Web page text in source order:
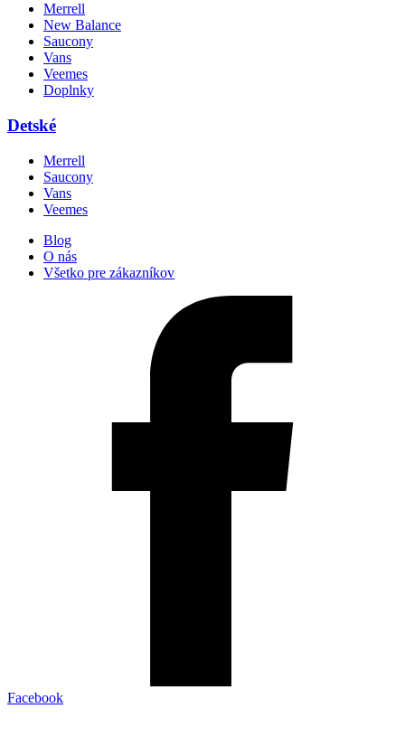
Merrell
New Balance
Saucony
Vans
Veemes
Doplnky
Detské
Merrell
Saucony
Vans
Veemes
Blog
O nás
Všetko pre zákazníkov
Facebook